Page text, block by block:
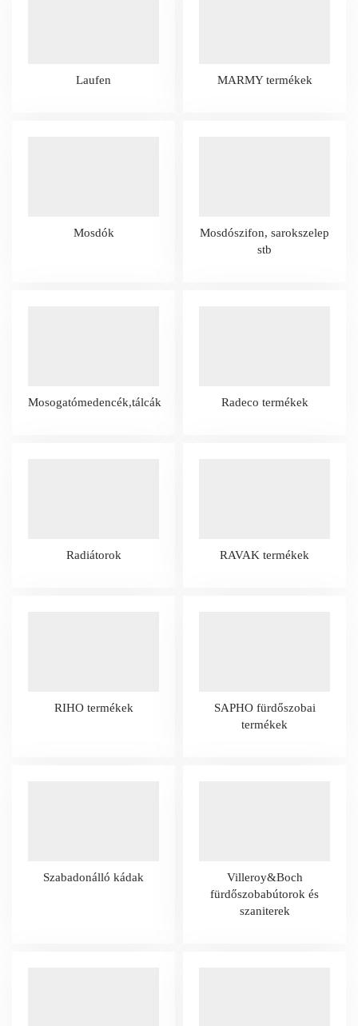
Laufen MARMY termékek
Mosdók
Mosdószifon, sarokszelep
stb
Mosogatómedencék,tálcák Radeco termékek
Radiátorok RAVAK termékek
RIHO termékek
SAPHO fürdőszobai
termékek
Szabadonálló kádak
Villeroy&Boch
fürdőszobabútorok és
szaniterek